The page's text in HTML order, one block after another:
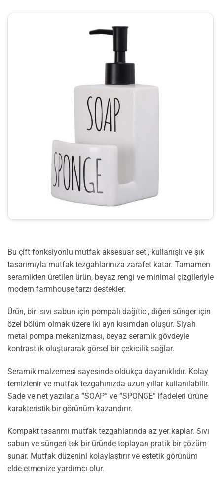
Bu çift fonksiyonlu mutfak aksesuar seti, kullanışlı ve şık
tasarımıyla mutfak tezgahlarınıza zarafet katar. Tamamen
seramikten üretilen ürün, beyaz rengi ve minimal çizgileriyle
modern farmhouse tarzı destekler.
Ürün, biri sıvı sabun için pompalı dağıtıcı, diğeri sünger için
özel bölüm olmak üzere iki ayrı kısımdan oluşur. Siyah
metal pompa mekanizması, beyaz seramik gövdeyle
kontrastlık oluşturarak görsel bir çekicilik sağlar.
Seramik malzemesi sayesinde oldukça dayanıklıdır. Kolay
temizlenir ve mutfak tezgahınızda uzun yıllar kullanılabilir.
Sade ve net yazılarla “SOAP” ve “SPONGE” ifadeleri ürüne
karakteristik bir görünüm kazandırır.
Kompakt tasarımı mutfak tezgahlarında az yer kaplar. Sıvı
sabun ve süngeri tek bir üründe toplayan pratik bir çözüm
sunar. Mutfak düzenini kolaylaştırır ve estetik görünüm
elde etmenize yardımcı olur.